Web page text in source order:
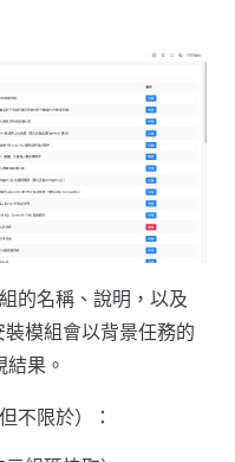
的名稱、說明，以及
模組會以背景任務的
果。
不限於）：